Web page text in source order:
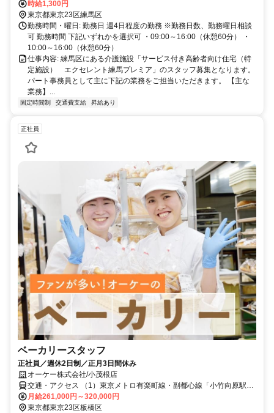
・国際興業バス：仲町小学校より徒歩約3分 ・国際興業バス：平和台
一丁目より徒歩約5分 ※バイク、自転車通勤可
時給1,300円
東京都東京23区練馬区
勤務時間・曜日: 勤務日 週4日程度の勤務 ※勤務日数、勤務曜日相談
可 勤務時間 下記いずれかを選択可 ・09:00～16:00（休憩60分） ・
10:00～16:00（休憩60分）
仕事内容: 練馬区にある介護施設「サービス付き高齢者向け住宅（特
定施設） エクセレント練馬プレミア」のスタッフ募集となります。
パート事務員として主に下記の業務をご担当いただきます。 【主な
業務】...
固定時間制 交通費支給 昇給あり
正社員
ベーカリースタッフ
正社員／週休2日制／正月3日間休み
オーケー株式会社/小茂根店
交通・アクセス （1）東京メトロ有楽町線・副都心線「小竹向原駅｣
または西武有楽町線「小竹向原駅」より徒歩約3分（2）ＪＲ山手線
「新宿駅」西口から都営（王78）「武蔵野病院前」バス停下車（3）
月給261,000円～320,000円
東京都東京23区板橋区